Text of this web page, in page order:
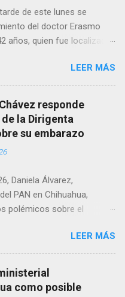
de este lunes se
del doctor Erasmo
años, quien fue localizado
en el kilómetro 10 del
Según reportes el médico
vida mientras permanecía
por lo que
que derribar la puerta,
como presidente
en la región.
LEER MÁS
responde
la Dirigenta
su embarazo
Daniela Álvarez,
PAN en Chihuahua,
polémicos sobre el
que su bebé está por
cuestionada sobre si la
foto en un restaurante
prueba de que si cuenta
LEER MÁS
como posible